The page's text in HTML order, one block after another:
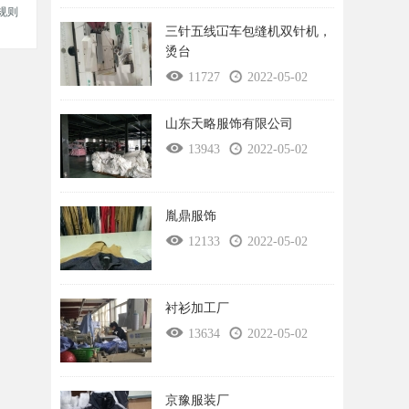
则
三针五线冚车包缝机双针机，
烫台
11727
2022-05-02
山东天略服饰有限公司
13943
2022-05-02
胤鼎服饰
12133
2022-05-02
衬衫加工厂
13634
2022-05-02
京豫服装厂